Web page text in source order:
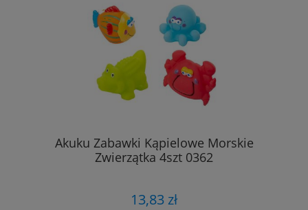
Akuku Zabawki Kąpielowe Morskie
Zwierzątka 4szt 0362
13,83 zł